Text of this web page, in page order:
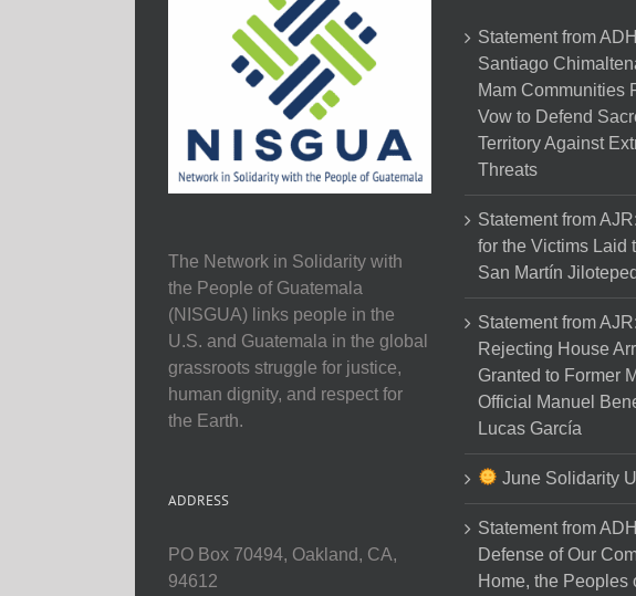
The Network in Solidarity with
the People of Guatemala
(NISGUA) links people in the
U.S. and Guatemala in the global
grassroots struggle for justice,
human dignity, and respect for
the Earth.
ADDRESS
PO Box 70494, Oakland, CA,
94612
Statement from
Santiago
Mam Communities
Vow to Defend
Territory Against
Threats
Statement from
for the Victims Laid
San Martín
Statement from AJR:
Rejecting House
Granted to Former
Official Manuel
Lucas García
June Solidarity
Statement from
Defense of Our
Home, the Peoples